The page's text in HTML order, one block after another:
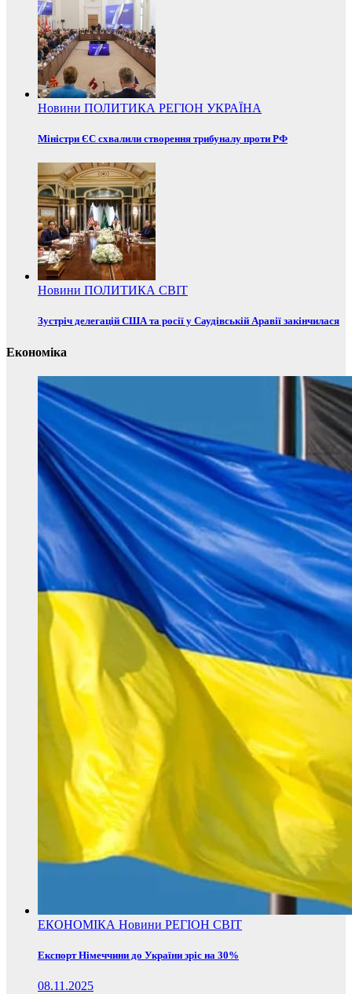
Новини ПОЛИТИКА РЕГІОН УКРАЇНА
Міністри ЄС схвалили створення трибуналу проти РФ
Новини ПОЛИТИКА СВІТ
Зустріч делегацій США та росії у Саудівській Аравії закінчилася
Економіка
ЕКОНОМІКА Новини РЕГІОН СВІТ
Експорт Німеччини до України зріс на 30%
08.11.2025